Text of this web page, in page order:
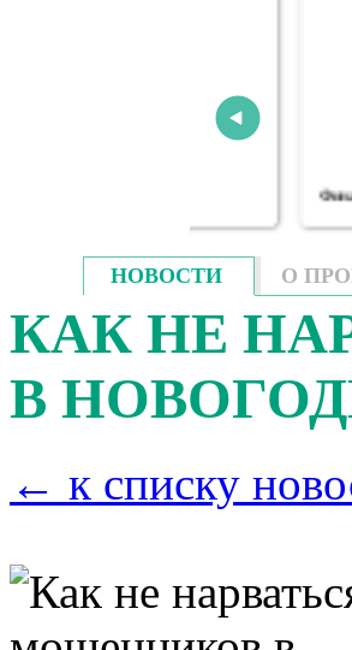
Финансовое
НОВОСТИ О
КАК НЕ
В
← к списку